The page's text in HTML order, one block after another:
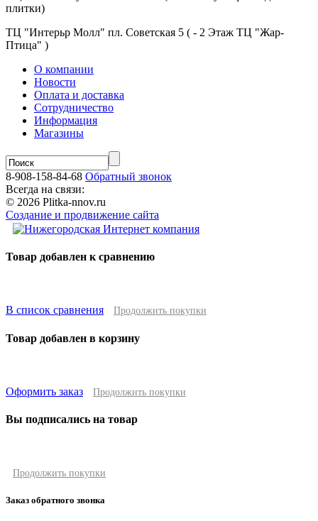
плитки)
ТЦ "Интерьр Молл" пл. Советская 5 ( - 2 Этаж ТЦ "Жар-
Птица" )
О компании
Новости
Оплата и доставка
Сотрудничество
Информация
Магазины
8-908-158-84-68 Обратный звонок
Всегда на связи:
© 2026 Plitka-nnov.ru
Создание и продвижение сайта
Товар добавлен к сравнению
В список сравнения Продолжить покупки
Товар добавлен в корзину
Оформить заказ Продолжить покупки
Вы подписались на товар
Продолжить покупки
Заказ обратного звонка